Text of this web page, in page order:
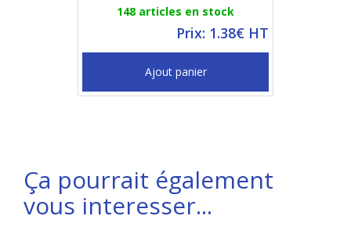
148 articles en stock
Prix: 1.38€ HT
Ajout panier
Ça pourrait également
vous interesser...